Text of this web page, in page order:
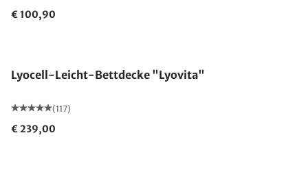
€ 100,90
Lyocell-Leicht-Bettdecke "Lyovita"
(117)
€ 239,00